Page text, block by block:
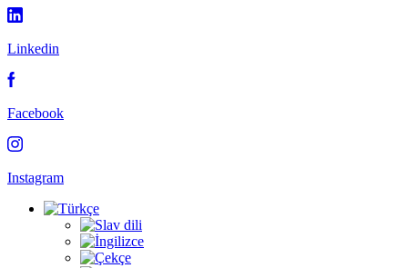
Linkedin
Facebook
Instagram